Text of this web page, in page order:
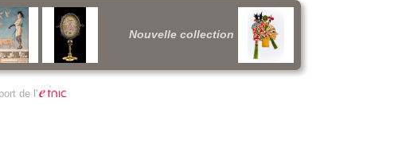
Nouvelle collection
de l'